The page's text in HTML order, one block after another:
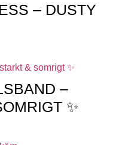
– DUSTY
–
✨